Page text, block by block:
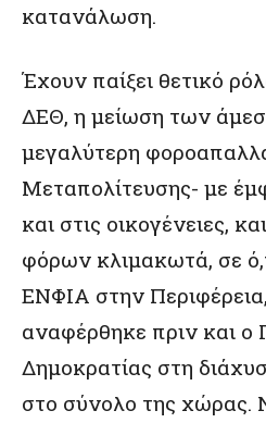
κατανάλωση.
Έχουν παίξει θετικό
ΔΕΘ, η μείωση των
μεγαλύτερη
Μεταπολίτευσης- με
και στις οικογένειες,
φόρων κλιμακωτά, σε
ΕΝΦΙΑ στην
αναφέρθηκε πριν και ο
Δημοκρατίας στη
στο σύνολο της χώρας.